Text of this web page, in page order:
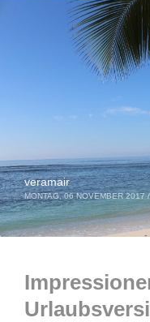
veramair
MONTAG, 06 NOVEMBER 2017 /